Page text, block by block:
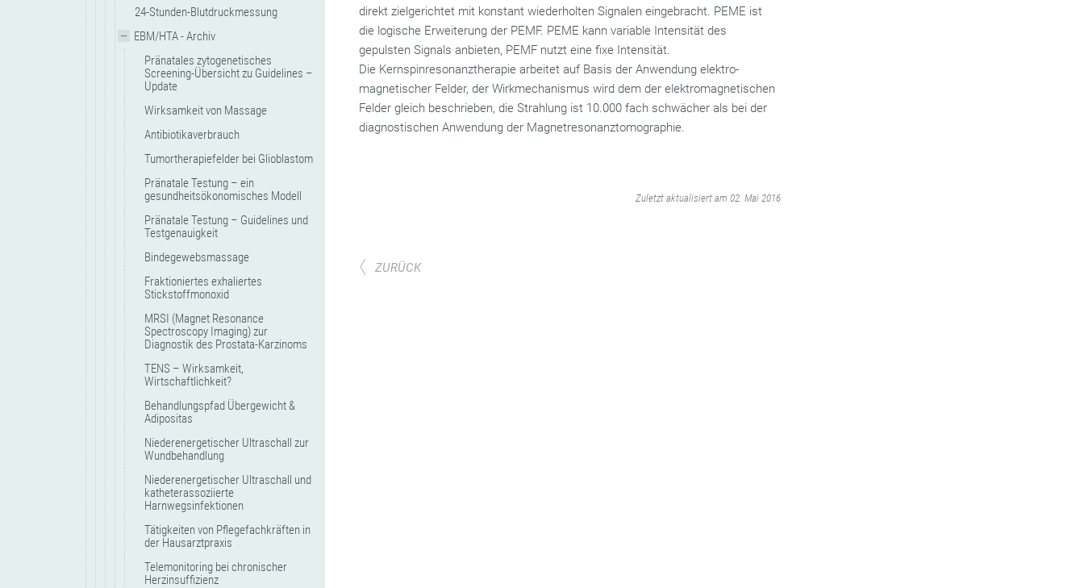
24-Stunden-Blutdruckmessung
EBM/HTA - Archiv
Pränatales zytogenetisches
Screening-Übersicht zu Guidelines –
Update
Wirksamkeit von Massage
Antibiotikaverbrauch
Tumortherapiefelder bei Glioblastom
Pränatale Testung – ein
gesundheitsökonomisches Modell
Pränatale Testung – Guidelines und
Testgenauigkeit
Bindegewebsmassage
Fraktioniertes exhaliertes
Stickstoffmonoxid
MRSI (Magnet Resonance
Spectroscopy Imaging) zur
Diagnostik des Prostata-Karzinoms
TENS – Wirksamkeit,
Wirtschaftlichkeit?
Behandlungspfad Übergewicht &
Adipositas
Niederenergetischer Ultraschall zur
Wundbehandlung
Niederenergetischer Ultraschall und
katheterassoziierte
Harnwegsinfektionen
Tätigkeiten von Pflegefachkräften in
der Hausarztpraxis
Telemonitoring bei chronischer
Herzinsuffizienz
direkt zielgerichtet mit konstant wiederholten Signalen eingebracht. PEME ist
die logische Erweiterung der PEMF. PEME kann variable Intensität des
gepulsten Signals anbieten, PEMF nutzt eine fixe Intensität.
Die Kernspinresonanztherapie arbeitet auf Basis der Anwendung elektro-
magnetischer Felder, der Wirkmechanismus wird dem der elektromagnetischen
Felder gleich beschrieben, die Strahlung ist 10.000 fach schwächer als bei der
diagnostischen Anwendung der Magnetresonanztomographie.
‌Zuletzt aktualisiert am 02. Mai 2016
ZURÜCK